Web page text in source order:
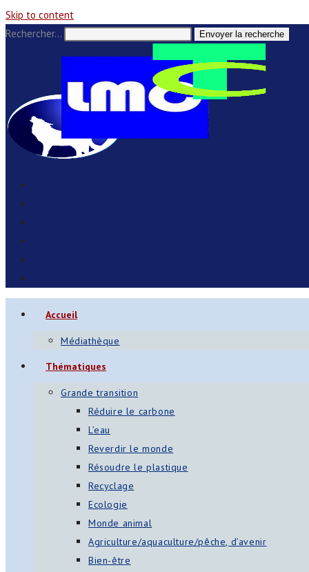
Skip to content
Rechercher…
Envoyer la recherche
Accueil
Médiathèque
Thématiques
Grande transition
Réduire le carbone
L’eau
Reverdir le monde
Résoudre le plastique
Recyclage
Ecologie
Monde animal
Agriculture/aquaculture/pêche, d’avenir
Bien-être